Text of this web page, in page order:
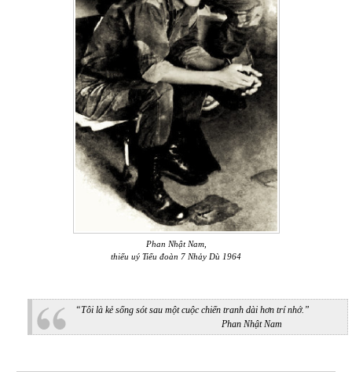
Phan Nhật Nam,
thiếu uý Tiểu đoàn 7 Nhảy Dù 1964
“Tôi là kẻ sống sót sau mộtcuộc chiến tranh dài hơn trí nhớ.”
Phan Nhật Nam